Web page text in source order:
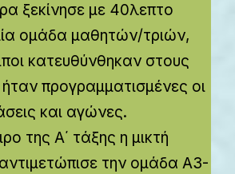
ξεκίνησε με 40λεπτο
ομάδα μαθητών/τριών,
κατευθύνθηκαν στους
προγραμματισμένες οι
και αγώνες.
της Α΄ τάξης η μικτή
την ομάδα Α3-